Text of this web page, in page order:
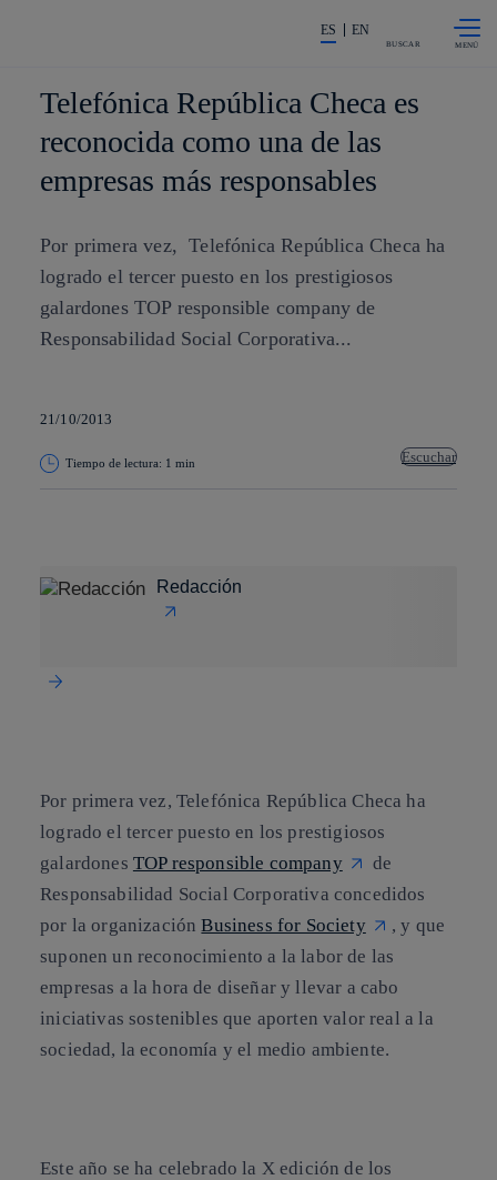
La acción en accionistas e
ES EN
BUSCAR
Telefónica República Checa es
reconocida como una de las
empresas más responsables
Por primera vez, Telefónica República Checa ha
logrado el tercer puesto en los prestigiosos
galardones TOP responsible company de
Responsabilidad Social Corporativa...
21/10/2013
Tiempo de lectura: 1 min Escuchar
Redacción
Por primera vez, Telefónica República Checa ha
logrado el tercer puesto en los prestigiosos
galardones TOP responsible company
de
Responsabilidad Social Corporativa concedidos
por la organización Business for Society
, y que
suponen un reconocimiento a la labor de las
empresas a la hora de diseñar y llevar a cabo
iniciativas sostenibles que aporten valor real a la
sociedad, la economía y el medio ambiente.
Este año se ha celebrado la X edición de los